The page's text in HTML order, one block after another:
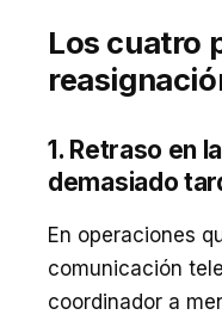
Los cuatro
1. Retraso en
demasiado
En operaciones
comunicación
coordinador a